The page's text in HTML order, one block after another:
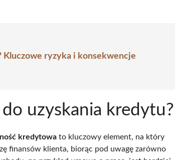
Kluczowe ryzyka i konsekwencje
uzyskania kredytu?
kredytowa to kluczowy element, na który
finansów klienta, biorąc pod uwagę zarówno